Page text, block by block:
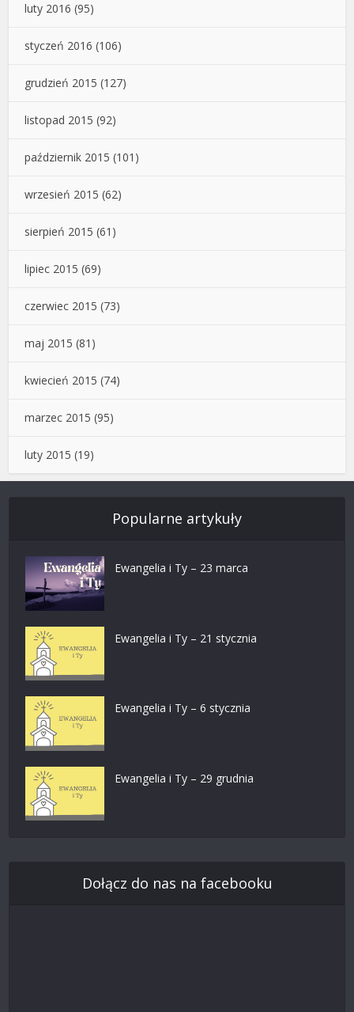
luty 2016 (95)
styczeń 2016 (106)
grudzień 2015 (127)
listopad 2015 (92)
październik 2015 (101)
wrzesień 2015 (62)
sierpień 2015 (61)
lipiec 2015 (69)
czerwiec 2015 (73)
maj 2015 (81)
kwiecień 2015 (74)
marzec 2015 (95)
luty 2015 (19)
Popularne artykuły
Ewangelia i Ty – 23 marca
Ewangelia i Ty – 21 stycznia
Ewangelia i Ty – 6 stycznia
Ewangelia i Ty – 29 grudnia
Dołącz do nas na facebooku